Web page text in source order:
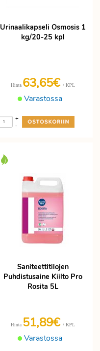
Urinaalikapseli Osmosis 1
kg/20-25 kpl
Varastossa
Hinta 63,65€ / KPL
-
+
Saniteettitilojen
Puhdistusaine Kiilto Pro
Rosita 5L
Varastossa
Hinta 51,89€ / KPL